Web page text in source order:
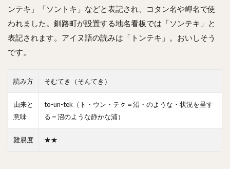
ンテキ」「ソントキ」などと表記され、コタン名や岬名で使
われました。釧路町が設置する地名看板では「ソンテキ」と
表記されます。アイヌ語の読みは「トンテキ」。おいしそう
です。
読み方 そむてき（そんてき）
由来と
意味
to-un-tek（ト・ウン・テㇰ＝沼・のような・状況を呈す
る＝沼のような静かな浦）
難易度 ★★